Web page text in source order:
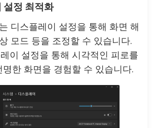
설정 최적화
디스플레이 설정을 통해 화면 해
모드 등을 조정할 수 있습니다.
이 설정을 통해 시각적인 피로를
한 화면을 경험할 수 있습니다.